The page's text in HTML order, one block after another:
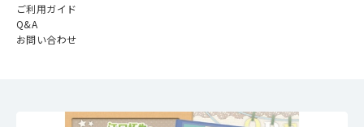
ご利用ガイド
Q&A
お問い合わせ